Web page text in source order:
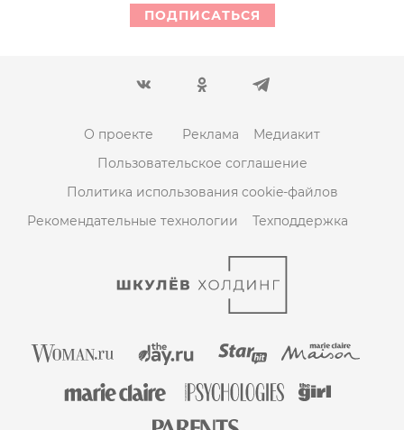
ПОДПИСАТЬСЯ
О проекте Реклама
Медиакит
Пользовательское соглашение
Политика использования cookie-файлов
Рекомендательные технологии
Техподдержка